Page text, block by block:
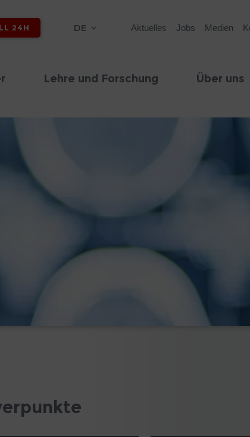
24H DE Aktuelles Jobs Medien
Lehre und Forschung Über uns